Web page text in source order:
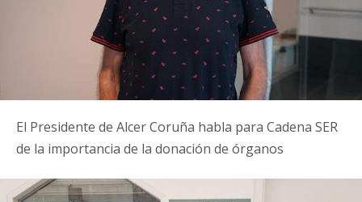
El Presidente de Alcer Coruña habla para Cadena SER
de la importancia de la donación de órganos